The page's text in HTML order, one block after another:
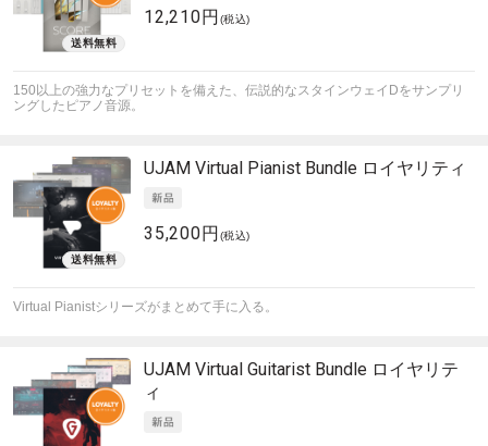
12,210円 (税込)
150以上の強力なプリセットを備えた、伝説的なスタインウェイDをサンプリ
ングしたピアノ音源。
UJAM Virtual Pianist Bundle ロイヤリティ
35,200円 (税込)
Virtual Pianistシリーズがまとめて手に入る。
UJAM Virtual Guitarist Bundle ロイヤリテ
ィ